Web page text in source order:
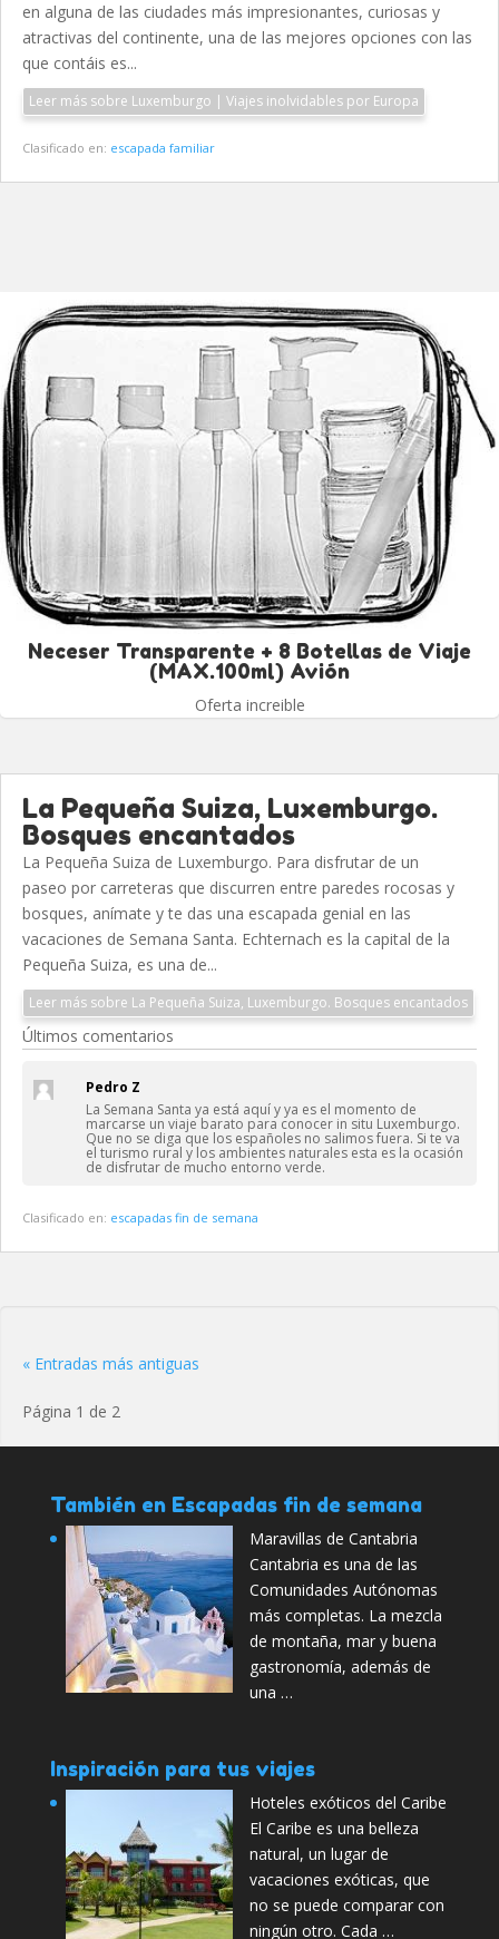
en alguna de las ciudades más impresionantes, curiosas y
atractivas del continente, una de las mejores opciones con las
que contáis es...
Leer más sobre Luxemburgo | Viajes inolvidables por Europa
Clasificado en: escapada familiar
Neceser Transparente + 8 Botellas de Viaje
(MAX.100ml) Avión
Oferta increible
La Pequeña Suiza, Luxemburgo.
Bosques encantados
La Pequeña Suiza de Luxemburgo. Para disfrutar de un
paseo por carreteras que discurren entre paredes rocosas y
bosques, anímate y te das una escapada genial en las
vacaciones de Semana Santa. Echternach es la capital de la
Pequeña Suiza, es una de...
Leer más sobre La Pequeña Suiza, Luxemburgo. Bosques encantados
Últimos comentarios
Pedro Z
La Semana Santa ya está aquí y ya es el momento de
marcarse un viaje barato para conocer in situ Luxemburgo.
Que no se diga que los españoles no salimos fuera. Si te va
el turismo rural y los ambientes naturales esta es la ocasión
de disfrutar de mucho entorno verde.
Clasificado en: escapadas fin de semana
« Entradas más antiguas
Página 1 de 2
También en Escapadas fin de semana
Maravillas de Cantabria
Cantabria es una de las
Comunidades Autónomas
más completas. La mezcla
de montaña, mar y buena
gastronomía, además de
una …
Inspiración para tus viajes
Hoteles exóticos del Caribe
El Caribe es una belleza
natural, un lugar de
vacaciones exóticas, que
no se puede comparar con
ningún otro. Cada …